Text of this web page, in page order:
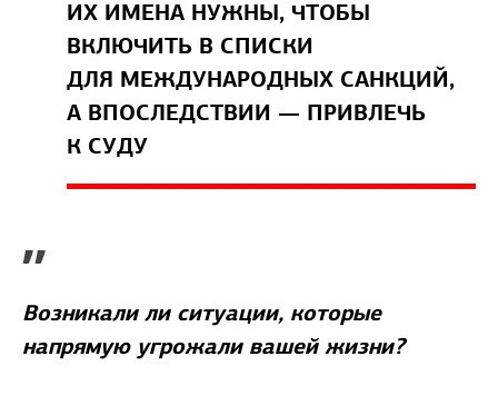
ИХ ИМЕНА НУЖНЫ, ЧТОБЫ
ВКЛЮЧИТЬ В СПИСКИ
ДЛЯ МЕЖДУНАРОДНЫХ САНКЦИЙ,
А ВПОСЛЕДСТВИИ — ПРИВЛЕЧЬ
К СУДУ
”
Возникали ли ситуации, которые
напрямую угрожали вашей жизни?